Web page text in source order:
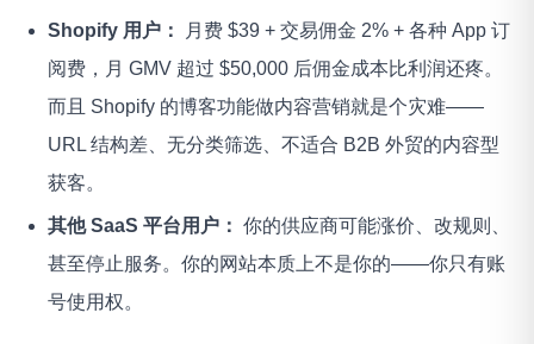
Shopify 用户：
月费 $39 + 交易佣金 2% + 各种 App 订
阅费，月 GMV 超过 $50,000 后佣金成本比利润还疼。
而且 Shopify 的博客功能做内容营销就是个灾难——
URL 结构差、无分类筛选、不适合 B2B 外贸的内容型
获客。
其他 SaaS 平台用户： 你的供应商可能涨价、改规则、
甚至停止服务。你的网站本质上不是你的——你只有账
号使用权。